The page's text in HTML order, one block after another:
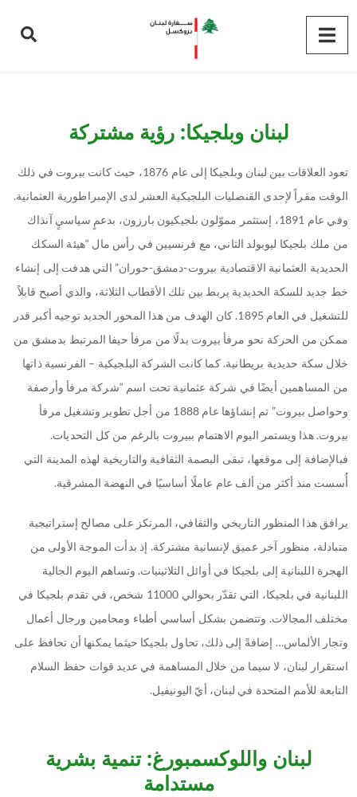
لبنان وبلجيكا: رؤية مشتركة
تعود العلاقات بين لبنان وبلجيكا إلى عام 1876، حيث كانت بيروت في ذلك
الوقت مقراً لإحدى القنصليات البلجيكية العشر لدى الإمبراطورية العثمانية.
وفي عام 1891، إستثمر مموّلون بلجيكيون بارزون، بدعمٍ سياسيٍ آنذاك
من ملك بلجيكا ليوبولد الثاني، مع فرنسيين في رأس مال “هيئة السكك
الحديدية العثمانية الاقتصادية بيروت-دمشق-حوران” التي هدفت إلى إنشاء
خط جديد للسكة الحديدية يربط بين تلك الأقطاب الثلاثة، والذي أصبح قابلاً
للتشغيل في العام 1895. كان الهدف من هذا المحور الجديد توجيه أكبر قدر
ممكن من الحركة نحو مرفأ بيروت بدلًا من مرفأ حيفا المرتبط بدمشق من
خلال سكة حديدية بريطانية. كما كانت الشركة البلجيكية – الفرنسية ذاتها
من المساهمين أيضًا في شركة عثمانية تحت اسم “شركة مرفأ وأرصفة
وحواصل بيروت” تم إنشاؤها عام 1888 من أجل تطوير وتشغيل مرفأ
بيروت. هذا ويستمر اليوم الاهتمام ببيروت بالرغم من كل التحديات.
فبالإضافة إلى موقعها، تبقى البصمة الثقافية والتاريخية لهذه المدينة التي
أُسست منذ أكثر من ألف عام عاملًا أساسيًا في النهضة المشرقية.
يرافق هذا المنظور التاريخي والثقافي، المرتكز على مصالح إستراتيجية
متبادلة، منظور آخر عميق لإنسانية مشتركة. إذ بدأت الموجة الأولى من
الهجرة اللبنانية إلى بلجيكا في أوائل الثلاثينيات. وتساهم اليوم الجالية
اللبنانية في بلجيكا، التي تقدّر بحوالي 11000 شخص، في تقدم بلجيكا في
مختلف المجالات. وتتضمن بشكل أساسي أطباء ومحامين ورجال أعمال
وتجار الألماس… إضافةً إلى ذلك، تحاول بلجيكا حيثما يمكنها أن تحافظ على
استقرار لبنان، لا سيما من خلال المساهمة في عديد قوات حفظ السلام
التابعة للأمم المتحدة في لبنان، أيّ اليونيفيل.
لبنان واللوكسمبورغ: تنمية بشرية
مستدامة